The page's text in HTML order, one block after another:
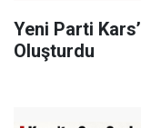
Yeni Parti
Oluşturdu